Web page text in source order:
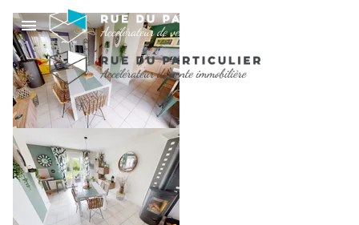
MAISON 4 CHAMBRES
- EXPOSITION SUD -
PROCHE CENTRE-
VILLE
0 €